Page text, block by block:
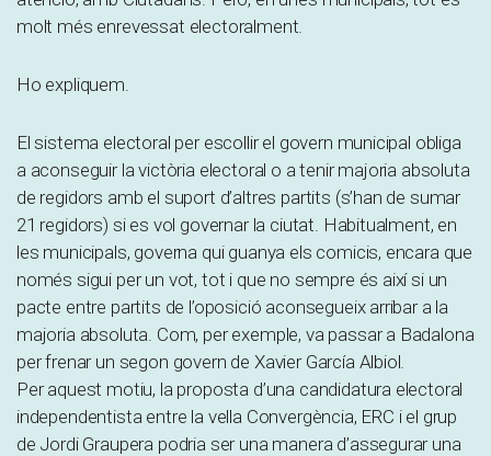
molt més enrevessat electoralment.
Ho expliquem.
El sistema electoral per escollir el govern municipal obliga
a aconseguir la victòria electoral o a tenir majoria absoluta
de regidors amb el suport d’altres partits (s’han de sumar
21 regidors) si es vol governar la ciutat. Habitualment, en
les municipals, governa qui guanya els comicis, encara que
només sigui per un vot, tot i que no sempre és així si un
pacte entre partits de l’oposició aconsegueix arribar a la
majoria absoluta. Com, per exemple, va passar a Badalona
per frenar un segon govern de Xavier García Albiol.
Per aquest motiu, la proposta d’una candidatura electoral
independentista entre la vella Convergència, ERC i el grup
de Jordi Graupera podria ser una manera d’assegurar una